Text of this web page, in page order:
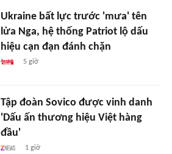
Ukraine bất lực trước 'mưa' tên
lửa Nga, hệ thống Patriot lộ dấu
hiệu cạn đạn đánh chặn
5 giờ
Tập đoàn Sovico được vinh danh
'Dấu ấn thương hiệu Việt hàng
đầu'
1 giờ